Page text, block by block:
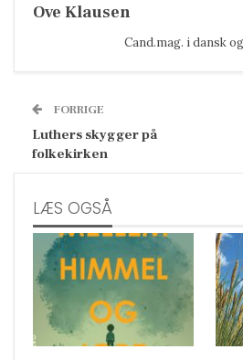
Ove Klausen
Cand.mag. i dansk
FORRIGE
Luthers skygger på
folkekirken
LÆS OGSÅ